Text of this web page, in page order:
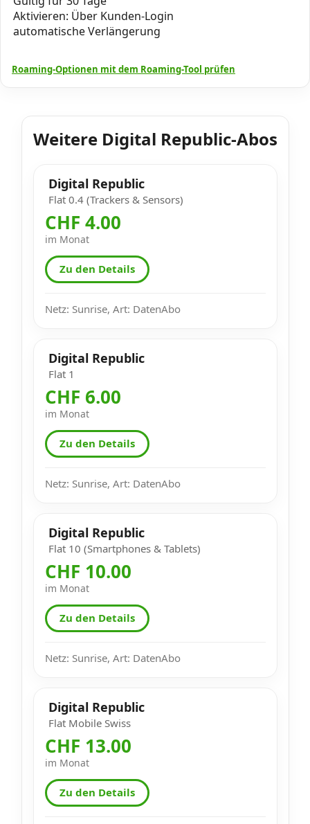
Aktivieren: Über Kunden-Login
automatische Verlängerung
Roaming-Optionen mit dem Roaming-Tool prüfen
Weitere Digital Republic-Abos
Digital Republic
Flat 0.4 (Trackers & Sensors)
CHF 4.00
im Monat
Zu den Details
Netz: Sunrise, Art: DatenAbo
Digital Republic
Flat 1
CHF 6.00
im Monat
Zu den Details
Netz: Sunrise, Art: DatenAbo
Digital Republic
Flat 10 (Smartphones & Tablets)
CHF 10.00
im Monat
Zu den Details
Netz: Sunrise, Art: DatenAbo
Digital Republic
Flat Mobile Swiss
CHF 13.00
im Monat
Zu den Details